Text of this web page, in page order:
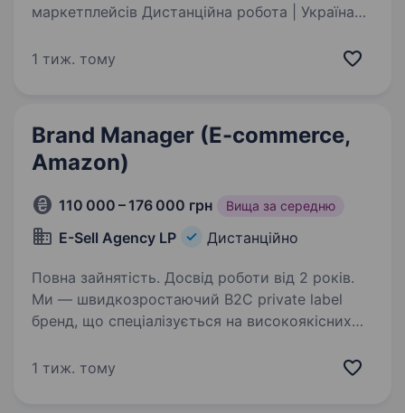
маркетплейсів Дистанційна робота | Україна
бренди преміальної побутової техніки
1 тиж. тому
Brand Manager (E-commerce,
Amazon)
110 000 – 176 000 грн Вища за середню
E-Sell Agency LP Дистанційно
Повна зайнятість. Досвід роботи від 2 років.
Ми — швидкозростаючий B2C private label
бренд, що спеціалізується на високоякісних
працюємо на ринках США та Європи через
1 тиж. тому